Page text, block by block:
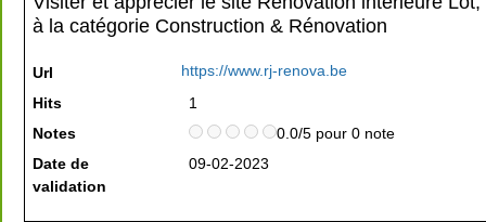
à la catégorie Construction & Rénovation
Url
https://www.rj-renova.be
Hits
1
Notes
0.0/5 pour 0 note
Date de
validation
09-02-2023